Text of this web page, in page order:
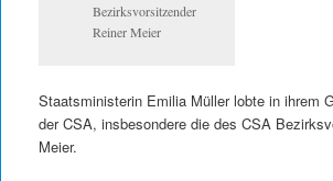
Bezirksvorsitzender
Reiner Meier
Staatsministerin Emilia Müller lobte in ihrem
der CSA, insbesondere die des CSA
Meier.